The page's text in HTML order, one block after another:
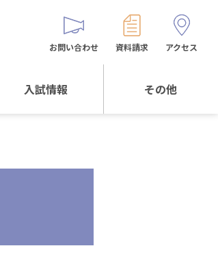
入試情報 その他
お問い合わせ 資料請求 アクセス